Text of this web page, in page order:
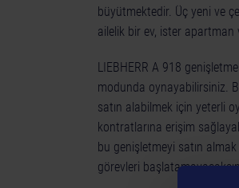
büyütmektedir. Üç yeni ve
ailelik bir ev, ister apartman
LIEBHERR A 918
modunda oynayabilirsiniz.
satın alabilmek için yeterli
kontratlarına erişim
bu genişletmeyi satın
görevleri